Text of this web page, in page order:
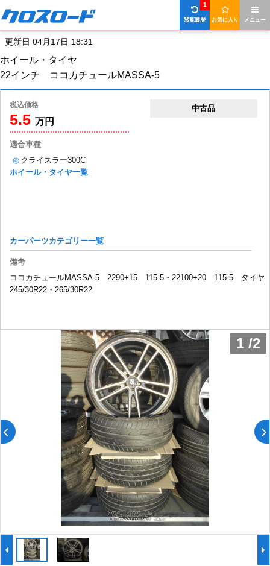
メニュー
お気に入り
閲覧履歴
1
更新日 04月17日 18:31
ホイール・タイヤ
22インチ ココカチュールMASSA-5
税込価格
5.5 万円
中古品
適合車種
◎ クライスラー300C
ホイール・タイヤ一覧
カーパーツカテゴリー一覧
備考
ココカチュールMASSA-5 2290+15 115-5・22100+20 115-5 タイヤ
245/30R22・265/30R22
1 /2